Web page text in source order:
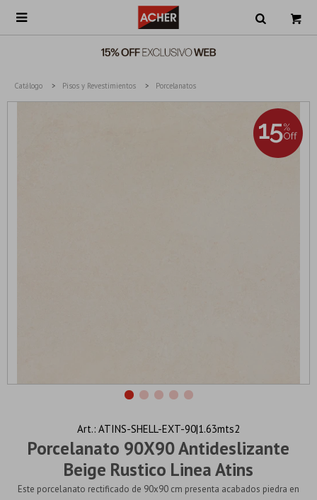

Catálogo Pisos y Revestimientos Porcelanatos
Porcelanato 90X90 Antideslizante
Beige Rustico Linea Atins
ATINS-SHELL-EXT-90|1.63mts2
Este porcelanato rectificado de 90x90 cm presenta acabados piedra en